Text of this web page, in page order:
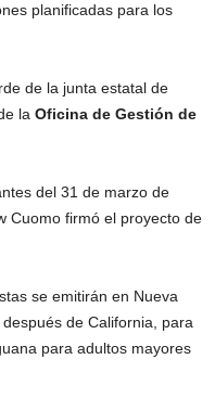
planificadas para los
de la junta estatal de
la Oficina de Gestión de
del 31 de marzo de
Cuomo firmó el proyecto de
se emitirán en Nueva
de California, para
para adultos mayores